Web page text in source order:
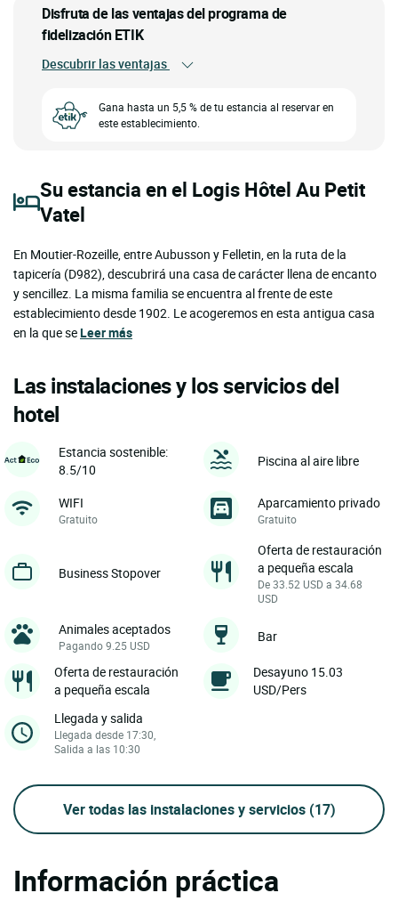
Disfruta de las ventajas del programa de
fidelización ETIK
Descubrir las ventajas
Gana hasta un 5,5 % de tu estancia al reservar en
este establecimiento.
Su estancia en el Logis Hôtel Au Petit
Vatel
En Moutier-Rozeille, entre Aubusson y Felletin, en la ruta de la
tapicería (D982), descubrirá una casa de carácter llena de encanto
y sencillez. La misma familia se encuentra al frente de este
establecimiento desde 1902. Le acogeremos en esta antigua casa
en la que seLeer más
Las instalaciones y los servicios del
hotel
Estancia sostenible:
8.5/10
Piscina al aire libre
WIFI
Gratuito
Aparcamiento privado
Gratuito
Business Stopover
Oferta de restauración
a pequeña escala
De 33.52 USD a 34.68
USD
Animales aceptados
Pagando 9.25 USD
Bar
Oferta de restauración
a pequeña escala
Desayuno 15.03
USD/Pers
Llegada y salida
Llegada desde 17:30,
Salida a las 10:30
Ver todas las instalaciones y servicios (17)
Información práctica